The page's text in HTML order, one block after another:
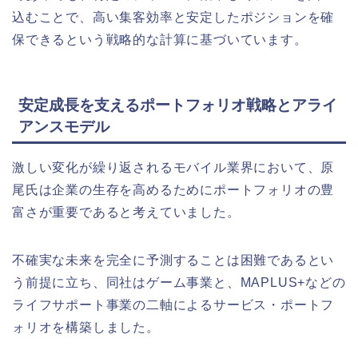
込むことで、高い集客効率と安定したポジションを確
保できるという戦略的な計算に基づいています。
安定成長を支えるポートフォリオ戦略とアライ
アンスモデル
激しい変化が繰り返されるモバイル業界において、原
尾氏は企業の生存を高めるためにポートフォリオの豊
富さが重要であると考えていました。
不確実な未来を完全に予測することは困難であるとい
う前提に立ち、同社はゲーム事業と、MAPLUS+などの
ライフサポート事業の二軸によるサービス・ポートフ
ォリオを構築しました。